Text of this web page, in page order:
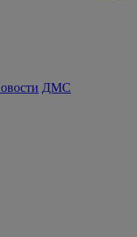
ДМС